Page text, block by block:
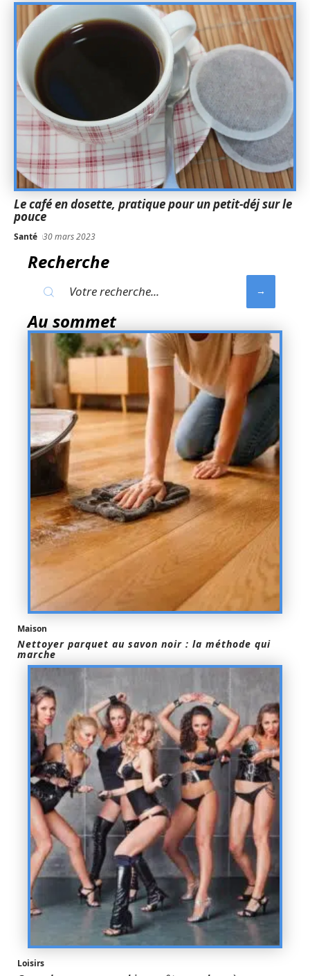
Le café en dosette, pratique pour un petit-déj sur le
pouce
Santé 30 mars 2023
Recherche
Au sommet
Maison
Nettoyer parquet au savon noir : la méthode qui
marche
Loisirs